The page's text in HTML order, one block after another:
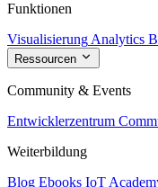
Funktionen
Visualisierung Analytics
Ressourcen
Community & Events
Entwicklerzentrum
Weiterbildung
Blog Ebooks IoT